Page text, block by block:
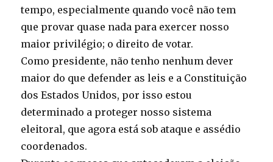
tempo, especialmente quando você não tem
que provar quase nada para exercer nosso
maior privilégio; o direito de votar.
Como presidente, não tenho nenhum dever
maior do que defender as leis e a Constituição
dos Estados Unidos, por isso estou
determinado a proteger nosso sistema
eleitoral, que agora está sob ataque e assédio
coordenados.